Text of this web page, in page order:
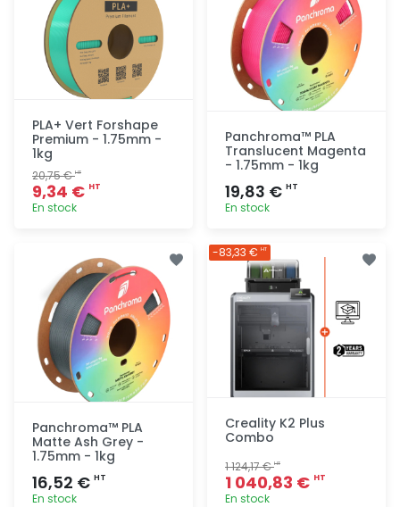
PLA+ Vert Forshape
Premium - 1.75mm -
1kg
20,75 €HT
9,34 € HT
En stock
rapide
Panchroma™ PLA
Translucent Magenta
- 1.75mm - 1kg
19,83 € HT
En stock
rapide
Panchroma™ PLA
Matte Ash Grey -
1.75mm - 1kg
16,52 € HT
En stock
Creality K2 Plus
Combo
1 124,17 €HT
1 040,83 € HT
En stock
-83,33 € HT